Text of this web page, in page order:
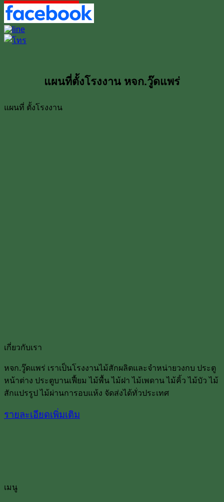
แผนที่ตั้งโรงงาน หจก.วู๊ดแพร่
แผนที่ ตั้งโรงงาน
เกี่ยวกับเรา
หจก.วู๊ดแพร่ เราเป็นโรงงานไม้สักผลิตและจำหน่ายวงกบ ประตู
หน้าต่าง ประตูบานเฟื้ยม ไม้พื้น ไม้ฝา ไม้เพดาน ไม้คิ้ว ไม้บัว ไม้
สักแปรรูป ไม้ผ่านการอบแห้ง จัดส่งได้ทั่วประเทศ
รายละเอียดเพิ่มเติม
เมนู